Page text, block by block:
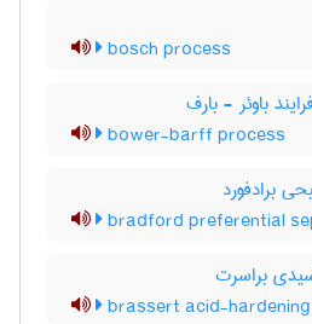
bosch process
باوئر - بارف
bower-barff process
برادفورد
bradford preferential
براسرت
brassert acid-